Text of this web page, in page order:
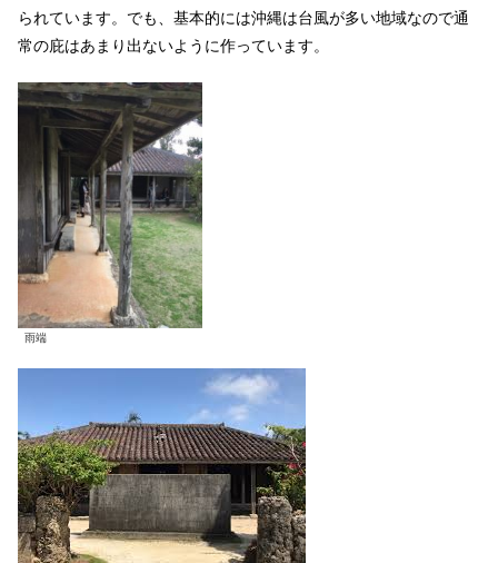
られています。でも、基本的には沖縄は台風が多い地域なので通
常の庇はあまり出ないように作っています。
雨端